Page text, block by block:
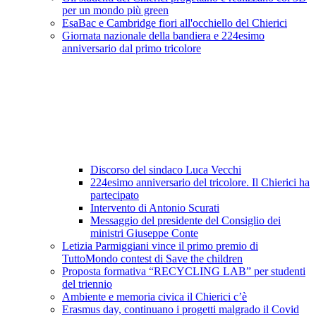
per un mondo più green
EsaBac e Cambridge fiori all'occhiello del Chierici
Giornata nazionale della bandiera e 224esimo
anniversario dal primo tricolore
Discorso del sindaco Luca Vecchi
224esimo anniversario del tricolore. Il Chierici ha
partecipato
Intervento di Antonio Scurati
Messaggio del presidente del Consiglio dei
ministri Giuseppe Conte
Letizia Parmiggiani vince il primo premio di
TuttoMondo contest di Save the children
Proposta formativa “RECYCLING LAB” per studenti
del triennio
Ambiente e memoria civica il Chierici c’è
Erasmus day, continuano i progetti malgrado il Covid